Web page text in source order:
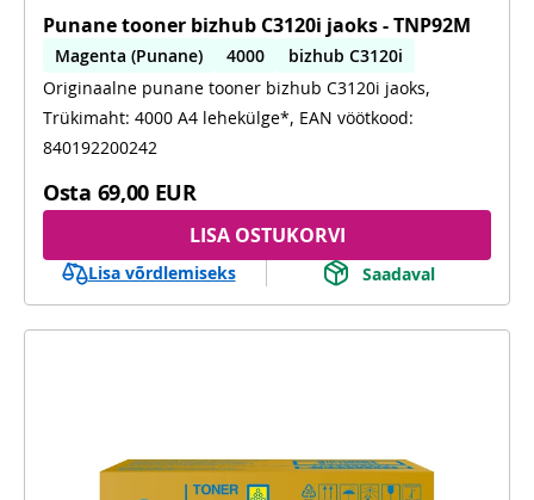
Punane tooner bizhub C3120i jaoks - TNP92M
Magenta (Punane) 4000
bizhub C3120i
Originaalne punane tooner bizhub C3120i jaoks,
Trükimaht: 4000 A4 lehekülge*, EAN vöötkood:
840192200242
Osta 69,00 EUR
LISA OSTUKORVI
Lisa võrdlemiseks Saadaval